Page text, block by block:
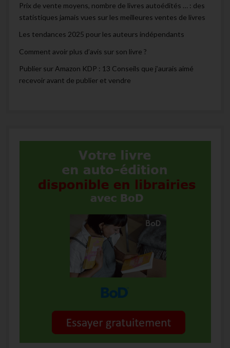
Prix de vente moyens, nombre de livres autoédités … : des
statistiques jamais vues sur les meilleures ventes de livres
Les tendances 2025 pour les auteurs indépendants
Comment avoir plus d’avis sur son livre ?
Publier sur Amazon KDP : 13 Conseils que j’aurais aimé
recevoir avant de publier et vendre